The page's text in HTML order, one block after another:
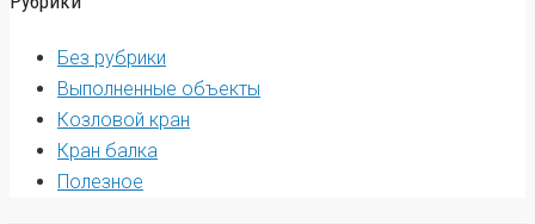
Без рубрики
Выполненные объекты
Козловой кран
Кран балка
Полезное